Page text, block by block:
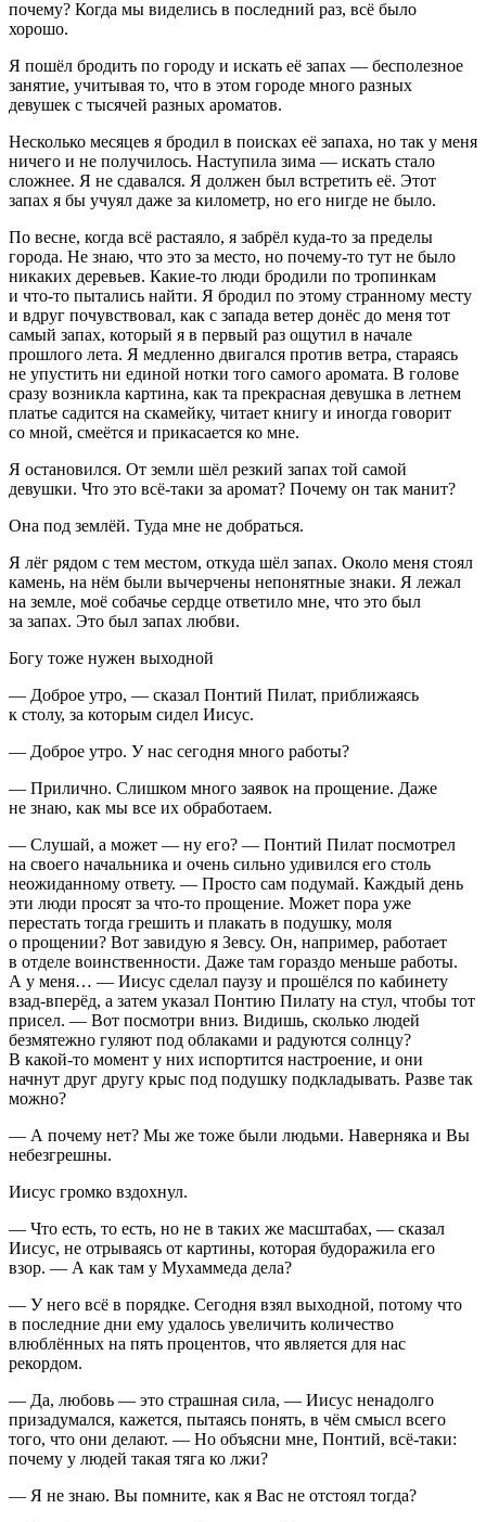
почему? Когда мы виделись в последний раз, всё было
хорошо.
Я пошёл бродить по городу и искать её запах — бесполезное
занятие, учитывая то, что в этом городе много разных
девушек с тысячей разных ароматов.
Несколько месяцев я бродил в поисках её запаха, но так у меня
ничего и не получилось. Наступила зима — искать стало
сложнее. Я не сдавался. Я должен был встретить её. Этот
запах я бы учуял даже за километр, но его нигде не было.
По весне, когда всё растаяло, я забрёл куда-то за пределы
города. Не знаю, что это за место, но почему-то тут не было
никаких деревьев. Какие-то люди бродили по тропинкам
и что-то пытались найти. Я бродил по этому странному месту
и вдруг почувствовал, как с запада ветер донёс до меня тот
самый запах, который я в первый раз ощутил в начале
прошлого лета. Я медленно двигался против ветра, стараясь
не упустить ни единой нотки того самого аромата. В голове
сразу возникла картина, как та прекрасная девушка в летнем
платье садится на скамейку, читает книгу и иногда говорит
со мной, смеётся и прикасается ко мне.
Я остановился. От земли шёл резкий запах той самой
девушки. Что это всё-таки за аромат? Почему он так манит?
Она под землёй. Туда мне не добраться.
Я лёг рядом с тем местом, откуда шёл запах. Около меня стоял
камень, на нём были вычерчены непонятные знаки. Я лежал
на земле, моё собачье сердце ответило мне, что это был
за запах. Это был запах любви.
Богу тоже нужен выходной
— Доброе утро, — сказал Понтий Пилат, приближаясь
к столу, за которым сидел Иисус.
— Доброе утро. У нас сегодня много работы?
— Прилично. Слишком много заявок на прощение. Даже
не знаю, как мы все их обработаем.
— Слушай, а может — ну его? — Понтий Пилат посмотрел
на своего начальника и очень сильно удивился его столь
неожиданному ответу. — Просто сам подумай. Каждый день
эти люди просят за что-то прощение. Может пора уже
перестать тогда грешить и плакать в подушку, моля
о прощении? Вот завидую я Зевсу. Он, например, работает
в отделе воинственности. Даже там гораздо меньше работы.
А у меня… — Иисус сделал паузу и прошёлся по кабинету
взад-вперёд, а затем указал Понтию Пилату на стул, чтобы тот
присел. — Вот посмотри вниз. Видишь, сколько людей
безмятежно гуляют под облаками и радуются солнцу?
В какой-то момент у них испортится настроение, и они
начнут друг другу крыс под подушку подкладывать. Разве так
можно?
— А почему нет? Мы же тоже были людьми. Наверняка и Вы
небезгрешны.
Иисус громко вздохнул.
— Что есть, то есть, но не в таких же масштабах, — сказал
Иисус, не отрываясь от картины, которая будоражила его
взор. — А как там у Мухаммеда дела?
— У него всё в порядке. Сегодня взял выходной, потому что
в последние дни ему удалось увеличить количество
влюблённых на пять процентов, что является для нас
рекордом.
— Да, любовь — это страшная сила, — Иисус ненадолго
призадумался, кажется, пытаясь понять, в чём смысл всего
того, что они делают. — Но объясни мне, Понтий, всё-таки:
почему у людей такая тяга ко лжи?
— Я не знаю. Вы помните, как я Вас не отстоял тогда?